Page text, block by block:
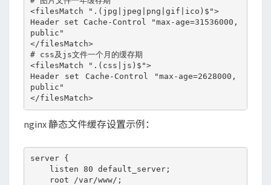
<filesMatch ".(jpg|jpeg|png|gif|ico)$">
Header set Cache-Control "max-age=31536000,
public"
</filesMatch>
# css及js文件一个月的缓存期
<filesMatch ".(css|js)$">
Header set Cache-Control "max-age=2628000,
public"
</filesMatch>
nginx 静态文件缓存设置示例：
server {